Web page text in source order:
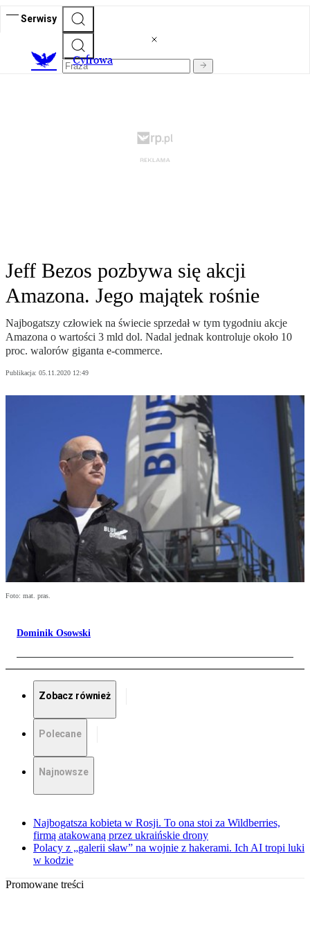
Serwisy
Cyfrowa
Jeff Bezos pozbywa się akcji
Amazona. Jego majątek rośnie
Najbogatszy człowiek na świecie sprzedał w tym tygodniu akcje
Amazona o wartości 3 mld dol. Nadal jednak kontroluje około 10
proc. walorów giganta e-commerce.
Publikacja: 05.11.2020 12:49
Foto: mat. pras.
Dominik Osowski
Zobacz również
Polecane
Najnowsze
Najbogatsza kobieta w Rosji. To ona stoi za Wildberries,
firmą atakowaną przez ukraińskie drony
Polacy z „galerii sław” na wojnie z hakerami. Ich AI tropi luki
w kodzie
Promowane treści